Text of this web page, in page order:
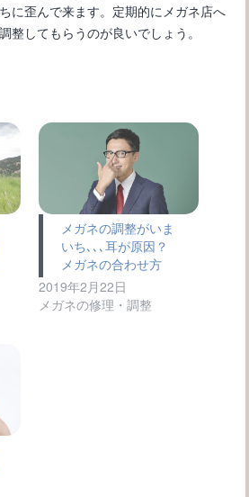
は緑青！原因と対処法を解説
に歪んで来ます。定期的にメガネ店へ
整してもらうのが良いでしょう。
メガネの調整がいま
いち､､､耳が原因？
メガネの合わせ方
2019年2月22日
メガネの修理・調整